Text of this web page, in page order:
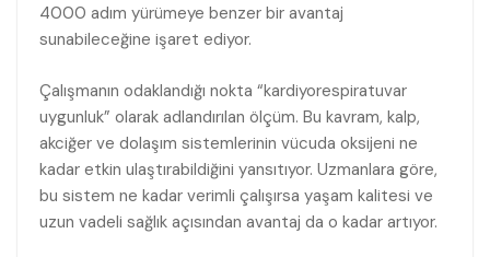
4000 adım yürümeye benzer bir avantaj
sunabileceğine işaret ediyor.
Çalışmanın odaklandığı nokta “kardiyorespiratuvar
uygunluk” olarak adlandırılan ölçüm. Bu kavram, kalp,
akciğer ve dolaşım sistemlerinin vücuda oksijeni ne
kadar etkin ulaştırabildiğini yansıtıyor. Uzmanlara göre,
bu sistem ne kadar verimli çalışırsa yaşam kalitesi ve
uzun vadeli sağlık açısından avantaj da o kadar artıyor.